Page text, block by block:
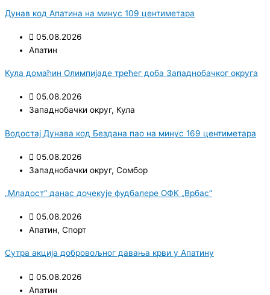
Дунав код Апатина на минус 109 центиметара
05.08.2026
Апатин
Кула домаћин Олимпијаде трећег доба Западнобачког округа
05.08.2026
Западнобачки округ, Кула
Водостај Дунава код Бездана пао на минус 169 центиметара
05.08.2026
Западнобачки округ, Сомбор
„Младост“ данас дочекује фудбалере ОФК „Врбас“
05.08.2026
Апатин, Спорт
Сутра акција добровољног давања крви у Апатину
05.08.2026
Апатин